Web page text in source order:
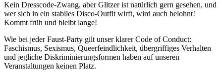
Kein Dresscode-Zwang, aber Glitzer ist natürlich gern gesehen, und
wer sich in ein stabiles Disco-Outfit wirft, wird auch belohnt!
Kommt früh und bleibt lange!
Wie bei jeder Faust-Party gilt unser klarer Code of Conduct:
Faschismus, Sexismus, Queerfeindlichkeit, übergriffiges Verhalten
und jegliche Diskriminierungsformen haben auf unseren
Veranstaltungen keinen Platz.